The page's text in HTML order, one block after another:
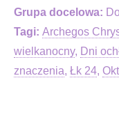
Grupa docelowa:
Tagi: Archegos
wielkanocny, Dni
znaczenia, Łk 24,